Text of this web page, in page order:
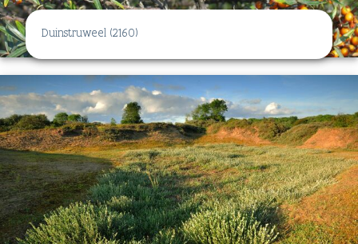
Duinstruweel (2160)